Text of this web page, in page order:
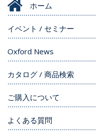
ホーム
イベント / セミナー
Oxford News
カタログ / 商品検索
ご購入について
よくある質問